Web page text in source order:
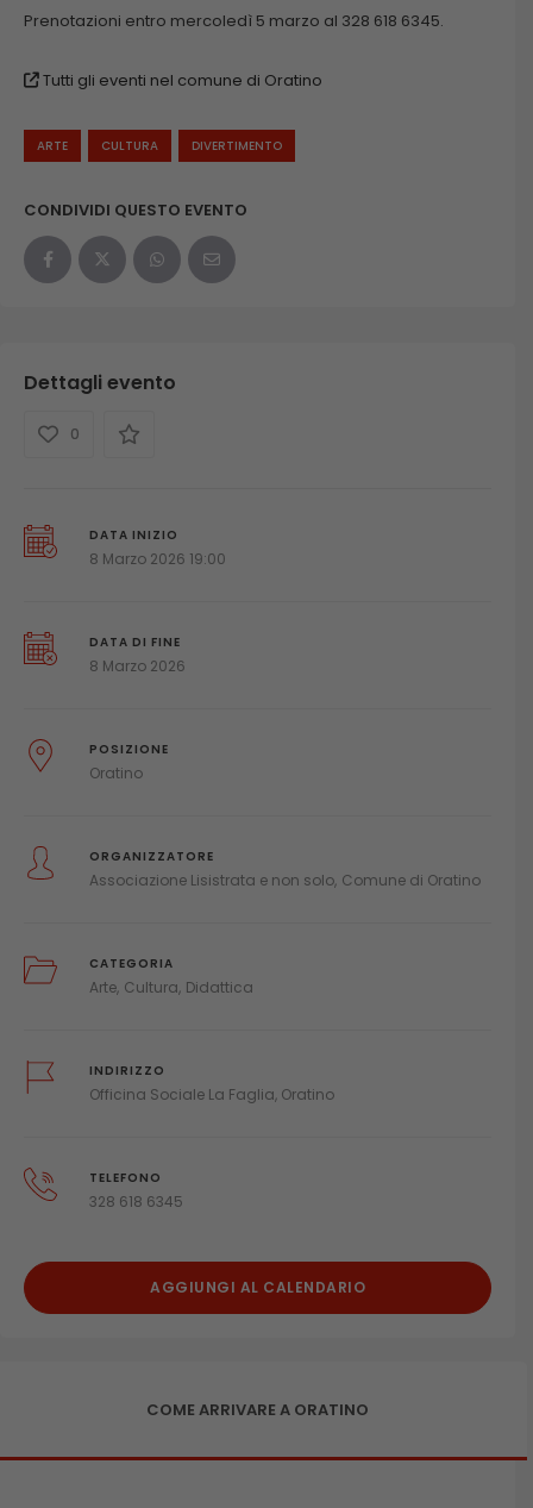
Prenotazioni entro mercoledì 5 marzo al 328 618 6345.
Tutti gli eventi nel comune di Oratino
ARTE CULTURA DIVERTIMENTO
CONDIVIDI QUESTO EVENTO
Dettagli evento
0
DATA INIZIO
8 Marzo 2026 19:00
DATA DI FINE
8 Marzo 2026
POSIZIONE
Oratino
ORGANIZZATORE
Associazione Lisistrata e non solo Comune di Oratino
CATEGORIA
Arte Cultura Didattica
INDIRIZZO
Officina Sociale La Faglia, Oratino
TELEFONO
328 618 6345
AGGIUNGI AL CALENDARIO
COME ARRIVARE A ORATINO